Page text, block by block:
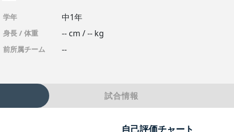
学年 中1年
身長 / 体重 -- cm / -- kg
前所属チーム --
試合情報
自己評価チャート